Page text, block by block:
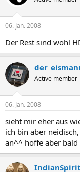
06. Jan. 2008
Der Rest sind wohl
Active member
06. Jan. 2008
sieht mir eher aus
ich bin aber
an^^ hoffe aber
IndianSpirit